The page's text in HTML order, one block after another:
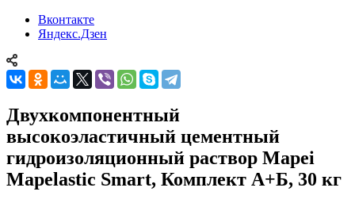
Вконтакте
Яндекс.Дзен
Двухкомпонентный
высокоэластичный цементный
гидроизоляционный раствор Mapei
Mapelastic Smart, Комплект А+Б, 30 кг